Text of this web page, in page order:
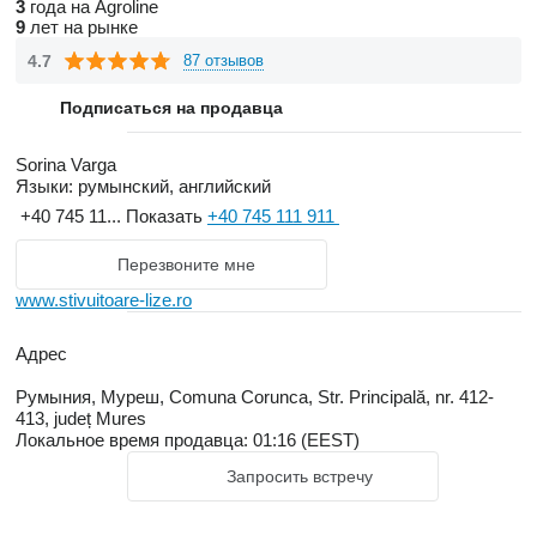
3 года на Agroline
9 лет на рынке
4.7 87 отзывов
Подписаться на продавца
Sorina Varga
Языки: румынский, английский
+40 745 11... Показать +40 745 111 911
Перезвоните мне
www.stivuitoare-lize.ro
Адрес
Румыния, Муреш, Comuna Corunca, Str. Principală, nr. 412-
413, județ Mures
Локальное время продавца: 01:16 (EEST)
Запросить встречу